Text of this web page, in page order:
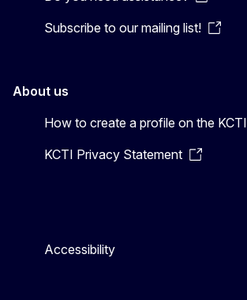
Subscribe to our mailing list!
About us
How to create a profile on the KCTI
KCTI Privacy Statement
Accessibility